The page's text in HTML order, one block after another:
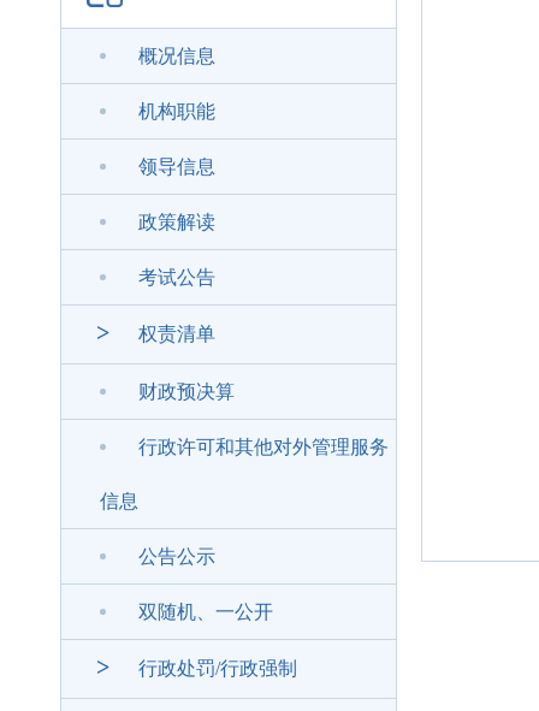
概况信息
机构职能
领导信息
政策解读
考试公告
> 权责清单
财政预决算
行政许可和其他对外管理服务
信息
公告公示
双随机、一公开
> 行政处罚/行政强制